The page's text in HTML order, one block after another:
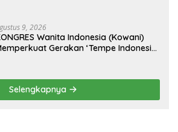
9, 2026
Wanita Indonesia (Kowani)
Gerakan ‘Tempe Indonesia
Selengkapnya